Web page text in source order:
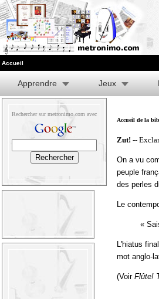
Accueil
Apprendre Jeux
Rechercher sur metronimo.com avec
Accueil de la
Zut! --
On a vu
peuple
des perles
Le
«
L'hiatus
mot anglo-
(Voir Flûte!